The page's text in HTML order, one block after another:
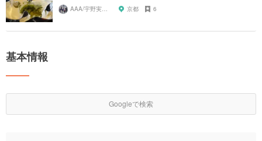
京都 6
基本情報
Googleで検索